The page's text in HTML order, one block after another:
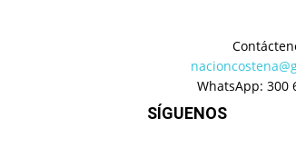
WhatsApp: 300
SÍGUENOS